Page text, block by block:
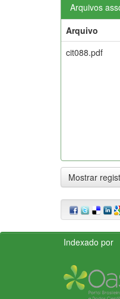
Arquivos
Arquivo
cit088.pdf
Mostrar
Indexado por